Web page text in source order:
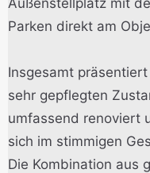
Parken direkt am
Insgesamt
sehr gepflegten
umfassend renoviert
sich im stimmigen
Die Kombination aus